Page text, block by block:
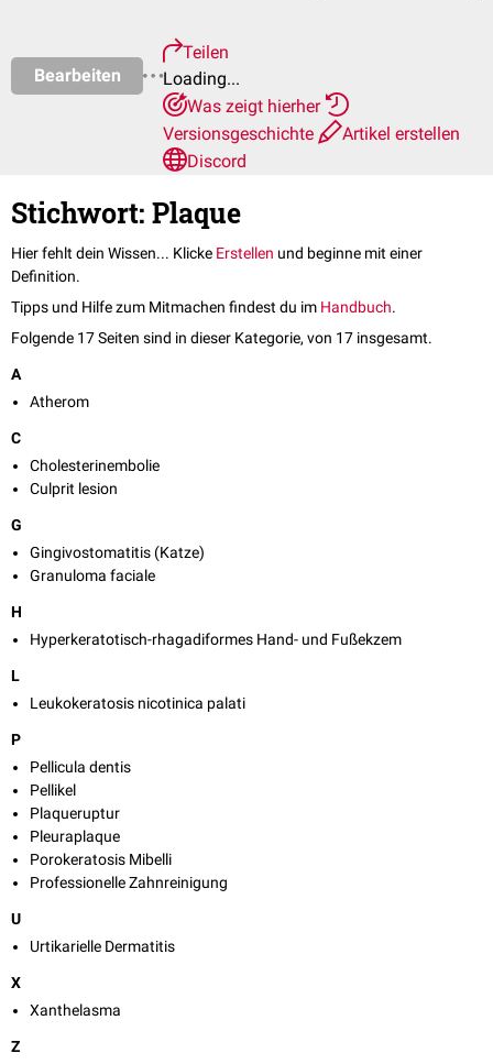
Bearbeiten
Teilen
Loading...
Was zeigt hierher
Versionsgeschichte
Artikel erstellen
Discord
Stichwort: Plaque
Hier fehlt dein Wissen... Klicke Erstellen und beginne mit einer
Definition.
Tipps und Hilfe zum Mitmachen findest du im Handbuch.
Folgende 17 Seiten sind in dieser Kategorie, von 17 insgesamt.
A
Atherom
C
Cholesterinembolie
Culprit lesion
G
Gingivostomatitis (Katze)
Granuloma faciale
H
Hyperkeratotisch-rhagadiformes Hand- und Fußekzem
L
Leukokeratosis nicotinica palati
P
Pellicula dentis
Pellikel
Plaqueruptur
Pleuraplaque
Porokeratosis Mibelli
Professionelle Zahnreinigung
U
Urtikarielle Dermatitis
X
Xanthelasma
Z